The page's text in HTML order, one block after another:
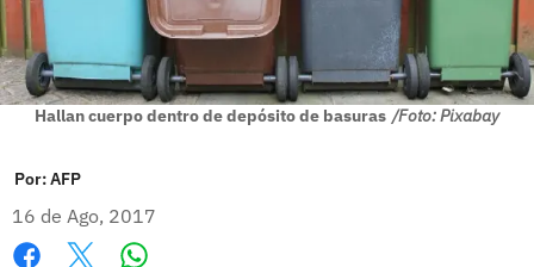
Hallan cuerpo dentro de depósito de basuras /Foto: Pixabay
Por:AFP
16 de Ago, 2017